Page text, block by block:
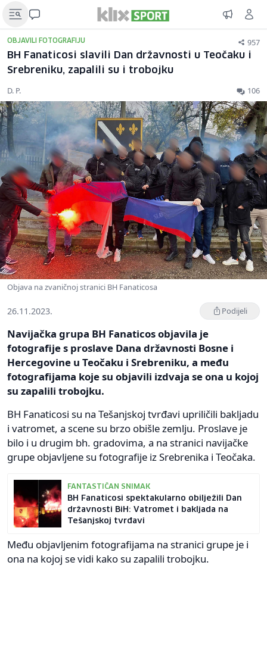
OBJAVILI FOTOGRAFIJU 957
BH Fanaticosi slavili Dan državnosti u Teočaku i
Srebreniku, zapalili su i trobojku
D. P. 106
Objava na zvaničnoj stranici BH Fanaticosa
26.11.2023. Podijeli
Navijačka grupa BH Fanaticos objavila je
fotografije s proslave Dana državnosti Bosne i
Hercegovine u Teočaku i Srebreniku, a među
fotografijama koje su objavili izdvaja se ona u kojoj
su zapalili trobojku.
BH Fanaticosi su na Tešanjskoj tvrđavi upriličili bakljadu
i vatromet, a scene su brzo obišle zemlju. Proslave je
bilo i u drugim bh. gradovima, a na stranici navijačke
grupe objavljene su fotografije iz Srebrenika i Teočaka.
FANTASTIČAN SNIMAK
BH Fanaticosi spektakularno obilježili Dan
državnosti BiH: Vatromet i bakljada na
Tešanjskoj tvrđavi
Među objavljenim fotografijama na stranici grupe je i
ona na kojoj se vidi kako su zapalili trobojku.